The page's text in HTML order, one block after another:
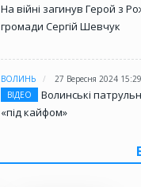
На війні загинув Герой з
громади Сергій Шевчук
ВОЛИНЬ
27 Вересня 2024 15:29
ВІДЕО
Волинські
«під кайфом»